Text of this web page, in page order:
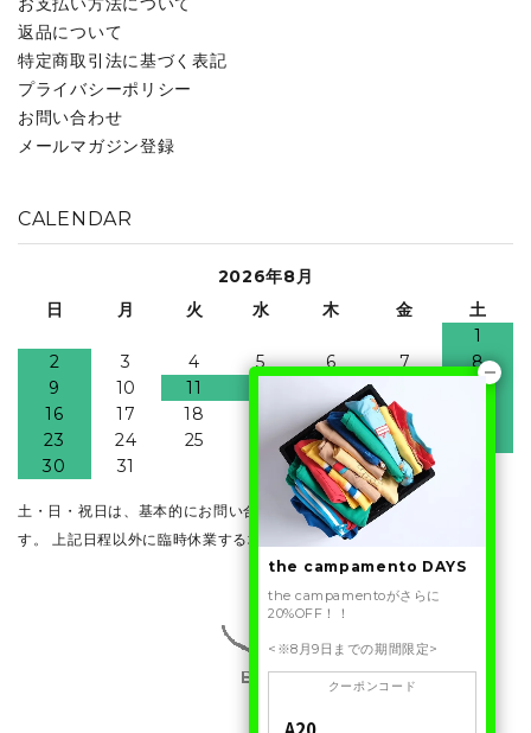
返品について
特定商取引法に基づく表記
プライバシーポリシー
お問い合わせ
メールマガジン登録
CALENDAR
2026年8月
日
月 火 水 木 金
土
1
2
3 4 5 6 7
8
9
10 11
15
16
17 18 20 21
23
24 25 26 27 28
30
31
土・日・祝日は、基本的にお問い合わせ・発送業務はお休みとなりま
す。 上記日程以外に臨時休業する場合がございます。
the campamento DAYS
the campamentoがさらに
20%OFF！！
<※8月9日までの期間限定>
クーポンコード